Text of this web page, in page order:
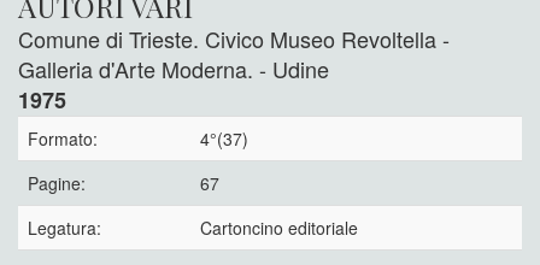
Comune di Trieste. Civico Museo Revoltella -
Galleria d'Arte Moderna. - Udine
1975
Formato:
4°(37)
Pagine:
67
Legatura:
Cartoncino editoriale